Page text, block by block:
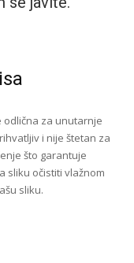
odlična za unutarnje
i nije štetan za
što garantuje
sliku očistiti vlažnom
sliku.